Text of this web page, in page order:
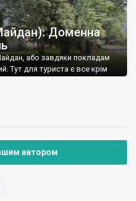
Доменна
або завдяки покладам
Тут для туриста є все крім
автором